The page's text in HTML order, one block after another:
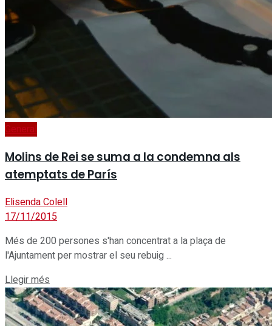
General
Molins de Rei se suma a la condemna als
atemptats de París
Elisenda Colell
17/11/2015
Més de 200 persones s'han concentrat a la plaça de
l'Ajuntament per mostrar el seu rebuig ...
Llegir més